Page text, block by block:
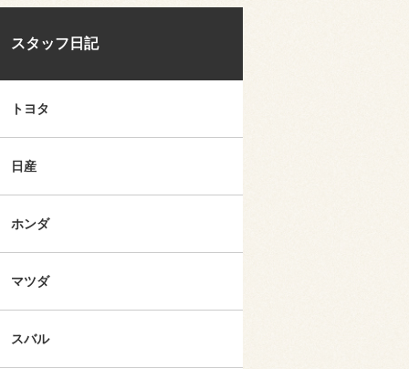
スタッフ日記
トヨタ
日産
ホンダ
マツダ
スバル